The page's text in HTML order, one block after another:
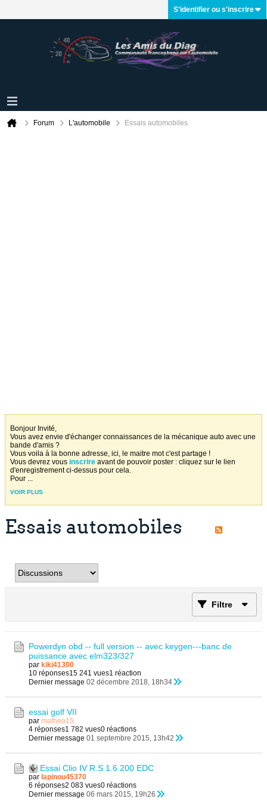
S'identifier ou s'inscrire
Forum L'automobile Essais automobiles
Bonjour Invité,
Vous avez envie d'échanger connaissances de la mécanique auto avec une
bande d'amis ?
Vous voila à la bonne adresse, ici, le maitre mot c'est partage !
Vous devrez vous inscrire avant de pouvoir poster : cliquez sur le lien
d'enregistrement ci-dessus pour cela.
Pour ...
VOIR PLUS
Essais automobiles
Filtre
Powerdyn obd -- full version -- avec keygen---banc de
puissance avec elm323/327
par kiki41300
10 réponses15 241 vues1 réaction
Dernier message 02 décembre 2018, 18h34
essai golf VII
par matheo15
4 réponses1 782 vues0 réactions
Dernier message 01 septembre 2015, 13h42
Essai Clio IV R.S 1.6 200 EDC
par lapinou45370
6 réponses2 083 vues0 réactions
Dernier message 06 mars 2015, 19h26